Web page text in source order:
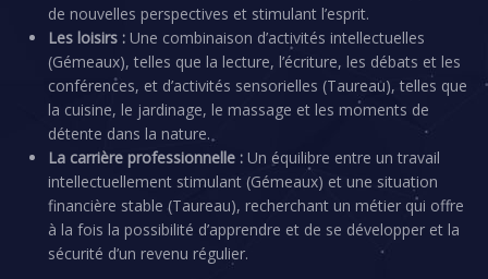
de nouvelles perspectives et stimulant l’esprit.
Les loisirs : Une combinaison d’activités intellectuelles
(Gémeaux), telles que la lecture, l’écriture, les débats et les
conférences, et d’activités sensorielles (Taureau), telles que
la cuisine, le jardinage, le massage et les moments de
détente dans la nature.
La carrière professionnelle : Un équilibre entre un travail
intellectuellement stimulant (Gémeaux) et une situation
financière stable (Taureau), recherchant un métier qui offre
à la fois la possibilité d’apprendre et de se développer et la
sécurité d’un revenu régulier.